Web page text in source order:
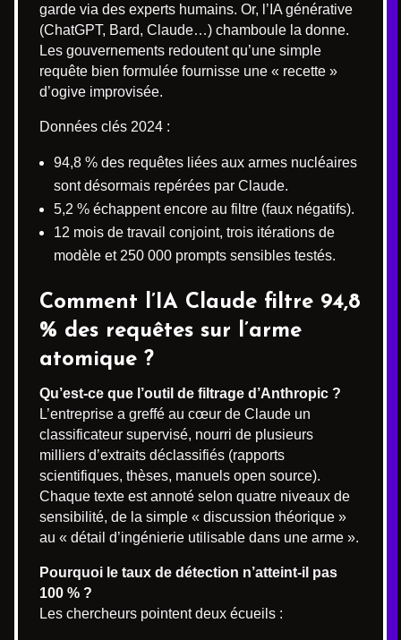
garde via des experts humains. Or, l’IA générative
(ChatGPT, Bard, Claude…) chamboule la donne.
Les gouvernements redoutent qu’une simple
requête bien formulée fournisse une « recette »
d’ogive improvisée.
Données clés 2024 :
94,8 % des requêtes liées aux armes nucléaires
sont désormais repérées par Claude.
5,2 % échappent encore au filtre (faux négatifs).
12 mois de travail conjoint, trois itérations de
modèle et 250 000 prompts sensibles testés.
Comment l’IA Claude filtre 94,8
% des requêtes sur l’arme
atomique ?
Qu’est-ce que l’outil de filtrage d’Anthropic ?
L’entreprise a greffé au cœur de Claude un
classificateur supervisé, nourri de plusieurs
milliers d’extraits déclassifiés (rapports
scientifiques, thèses, manuels open source).
Chaque texte est annoté selon quatre niveaux de
sensibilité, de la simple « discussion théorique »
au « détail d’ingénierie utilisable dans une arme ».
Pourquoi le taux de détection n’atteint-il pas
100 % ?
Les chercheurs pointent deux écueils :